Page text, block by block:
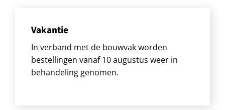
Vakantie
In verband met de bouwvak worden
bestellingen vanaf 10 augustus weer in
behandeling genomen.